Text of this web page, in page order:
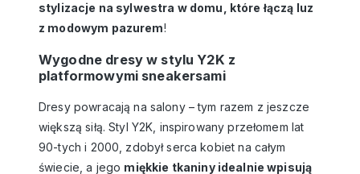
stylizacje na sylwestra w domu, które łączą luz
z modowym pazurem!
Wygodne dresy w stylu Y2K z
platformowymi sneakersami
Dresy powracają na salony – tym razem z jeszcze
większą siłą. Styl Y2K, inspirowany przełomem lat
90-tych i 2000, zdobył serca kobiet na całym
świecie, a jego miękkie tkaniny idealnie wpisują